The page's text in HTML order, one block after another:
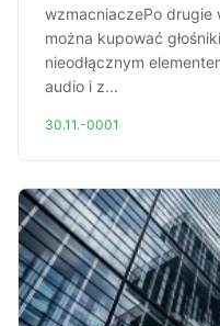
wzmacniaczePo drugie
można kupować
nieodłącznym
audio i z...
30.11.-0001